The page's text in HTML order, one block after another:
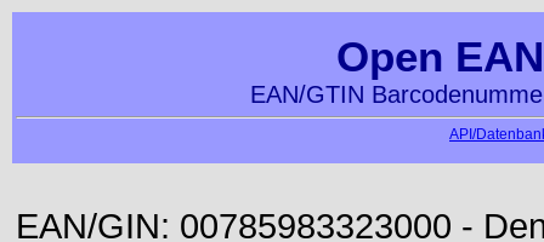
Open
EAN/GTIN
API/
EAN/GIN: 00785983323000 -